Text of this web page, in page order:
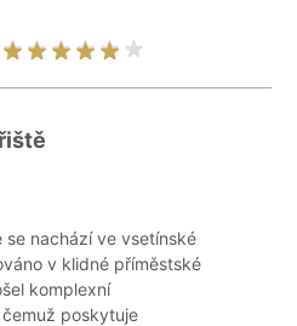
se nachází ve vsetínské
v klidné příměstské
komplexní
poskytuje